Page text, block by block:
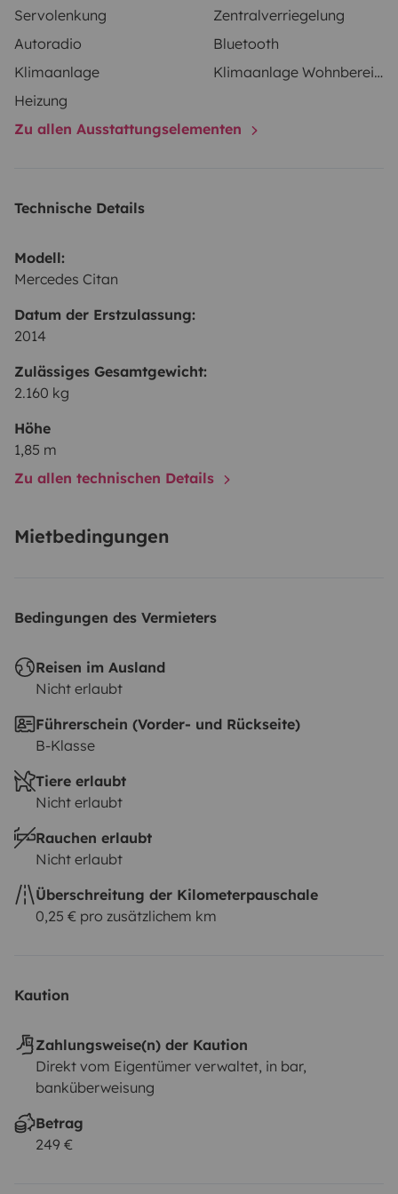
start the engine… and let the journey choose the
destination.
Servolenkung
Zentralverriegelung
Autoradio
Bluetooth
Klimaanlage
Klimaanlage Wohnbereich
Heizung
Zu allen Ausstattungselementen
Technische Details
Modell:
Mercedes Citan
Datum der Erstzulassung:
2014
Zulässiges Gesamtgewicht:
2.160 kg
Höhe
1,85 m
Zu allen technischen Details
Mietbedingungen
Bedingungen des Vermieters
Reisen im Ausland
Nicht erlaubt
Führerschein (Vorder- und Rückseite)
B-Klasse
Tiere erlaubt
Nicht erlaubt
Rauchen erlaubt
Nicht erlaubt
Überschreitung der Kilometerpauschale
0,25 € pro zusätzlichem km
Kaution
Zahlungsweise(n) der Kaution
Direkt vom Eigentümer verwaltet, in bar,
banküberweisung
Betrag
249 €